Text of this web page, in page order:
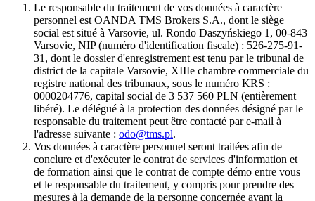
Le responsable du traitement de vos données à caractère
personnel est OANDA TMS Brokers S.A., dont le siège
social est situé à Varsovie, ul. Rondo Daszyńskiego 1, 00-843
Varsovie, NIP (numéro d'identification fiscale) : 526-275-91-
31, dont le dossier d'enregistrement est tenu par le tribunal de
district de la capitale Varsovie, XIIIe chambre commerciale du
registre national des tribunaux, sous le numéro KRS :
0000204776, capital social de 3 537 560 PLN (entièrement
libéré). Le délégué à la protection des données désigné par le
responsable du traitement peut être contacté par e-mail à
l'adresse suivante : odo@tms.pl.
Vos données à caractère personnel seront traitées afin de
conclure et d'exécuter le contrat de services d'information et
de formation ainsi que le contrat de compte démo entre vous
et le responsable du traitement, y compris pour prendre des
mesures à la demande de la personne concernée avant la